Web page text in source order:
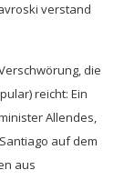
verstand
die
reicht: Ein
Allendes,
auf dem
aus